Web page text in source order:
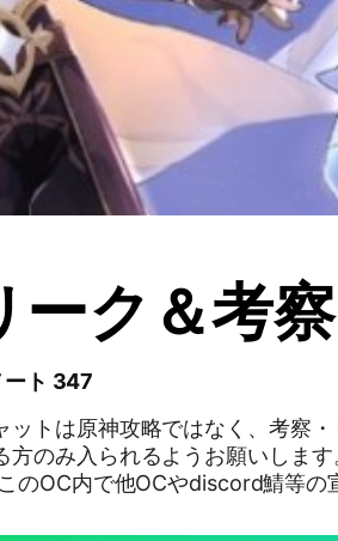
ーク＆考察
ート 347
ットは原神攻略ではなく、考察
方のみ入られるようお願いしま
のOC内で他OCやdiscord鯖等の